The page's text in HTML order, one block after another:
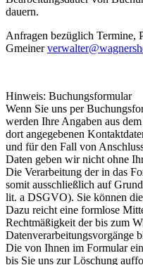
dauern.
Anfragen bezüglich Termine,
Gmeiner
Hinweis: Buchungsformular
Wenn Sie uns per
werden Ihre Angaben aus
dort angegebenen
und für den Fall von
Daten geben wir nicht ohne
Die Verarbeitung der in das
somit ausschließlich auf
lit. a DSGVO). Sie können
Dazu reicht eine formlose
Rechtmäßigkeit der bis zum
Datenverarbeitungsvorgänge
Die von Ihnen im Formular
bis Sie uns zur Löschung